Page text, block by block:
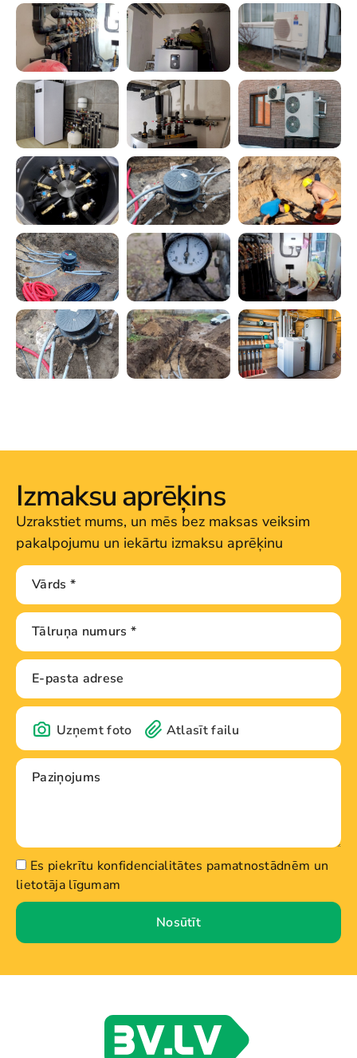
Izmaksu aprēķins
Uzrakstiet mums, un mēs bez maksas veiksim
pakalpojumu un iekārtu izmaksu aprēķinu
Uzņemt foto Atlasīt failu
Es piekrītu konfidencialitātes pamatnostādnēm un
lietotāja līgumam
Nosūtīt